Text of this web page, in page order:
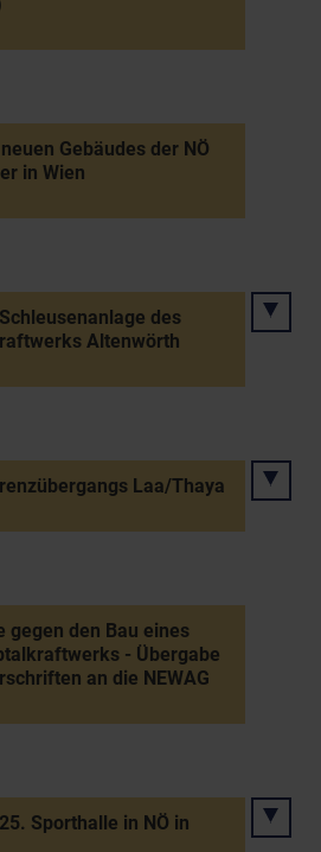
Gebäudes der NÖ
in Wien
des
Altenwörth
Laa/Thaya
gegen den Bau eines
- Übergabe
an die NEWAG
Sporthalle in NÖ in